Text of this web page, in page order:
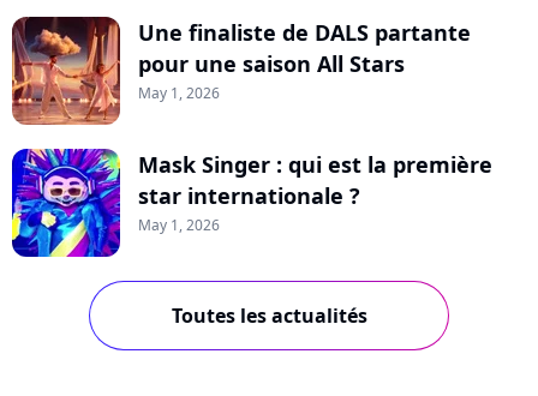
Une finaliste de DALS partante
pour une saison All Stars
May 1, 2026
Mask Singer : qui est la première
star internationale ?
May 1, 2026
Toutes les actualités